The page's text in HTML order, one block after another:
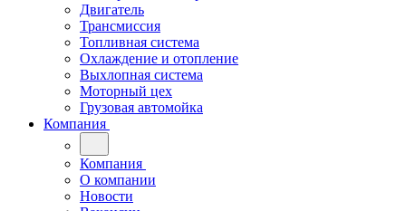
Двигатель
Трансмиссия
Топливная система
Охлаждение и отопление
Выхлопная система
Моторный цех
Грузовая автомойка
Компания
Компания
О компании
Новости